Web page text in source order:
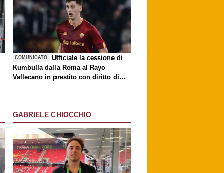
COMUNICATO
Ufficiale la cessione di
Kumbulla dalla Roma al Rayo
Vallecano in prestito con diritto di
GABRIELE CHIOCCHIO